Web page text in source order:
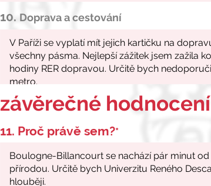
10. Doprava a cestování
závěrečné hodnocení
11. Proč právě sem?*